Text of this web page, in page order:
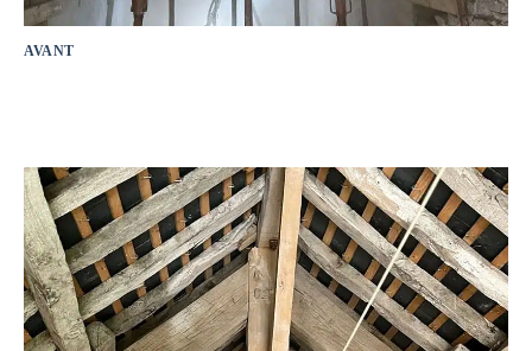
AVANT